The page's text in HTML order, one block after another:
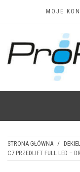
MOJE
STRONA GŁÓWNA /
C7 PRZEDLIFT FULL LED –